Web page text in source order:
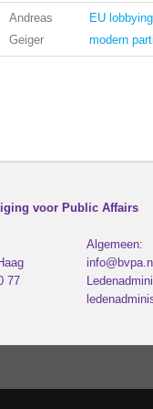
Andreas
Geiger
EU
modern
voor Public Affairs
77
Algemeen:
info@bvpa.nl